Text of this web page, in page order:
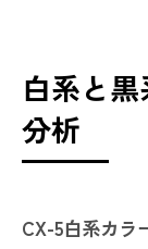
白系と
分析
CX-5白系カラ